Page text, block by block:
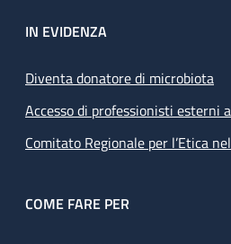
IN EVIDENZA
Diventa donatore di microbiota
Accesso di professionisti esterni
Comitato Regionale per l’Etica
COME FARE PER